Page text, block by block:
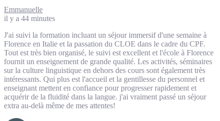
Emmanuelle
il y a 44 minutes
J'ai suivi la formation incluant un séjour immersif d'une semaine à
Florence en Italie et la passation du CLOE dans le cadre du CPF.
Tout est très bien organisé, le suivi est excellent et l'école à Florence
fournit un enseignement de grande qualité. Les activités, séminaires
sur la culture linguistique en dehors des cours sont également très
intéressants. Qui plus est l'accueil et la gentillesse du personnel et
enseignant mettent en confiance pour progresser rapidement et
acquérir de la fluidité dans la langue. j'ai vraiment passé un séjour
extra au-delà même de mes attentes!